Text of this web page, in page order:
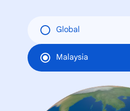
Global
Malaysia